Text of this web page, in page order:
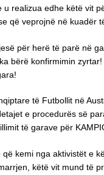
u realizua edhe këtë vit
që veprojnë në kuadër
për herë të parë në
bërë konfirmimin
të Futbollit në
e procedurës së
të garave për
kemi nga aktivistët e
këtë vit mund të